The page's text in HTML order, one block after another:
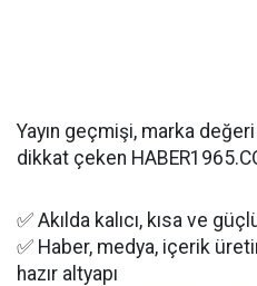
Yayın geçmişi, marka
dikkat çeken
✅ Akılda kalıcı, kısa ve
✅ Haber, medya, içerik
hazır altyapı